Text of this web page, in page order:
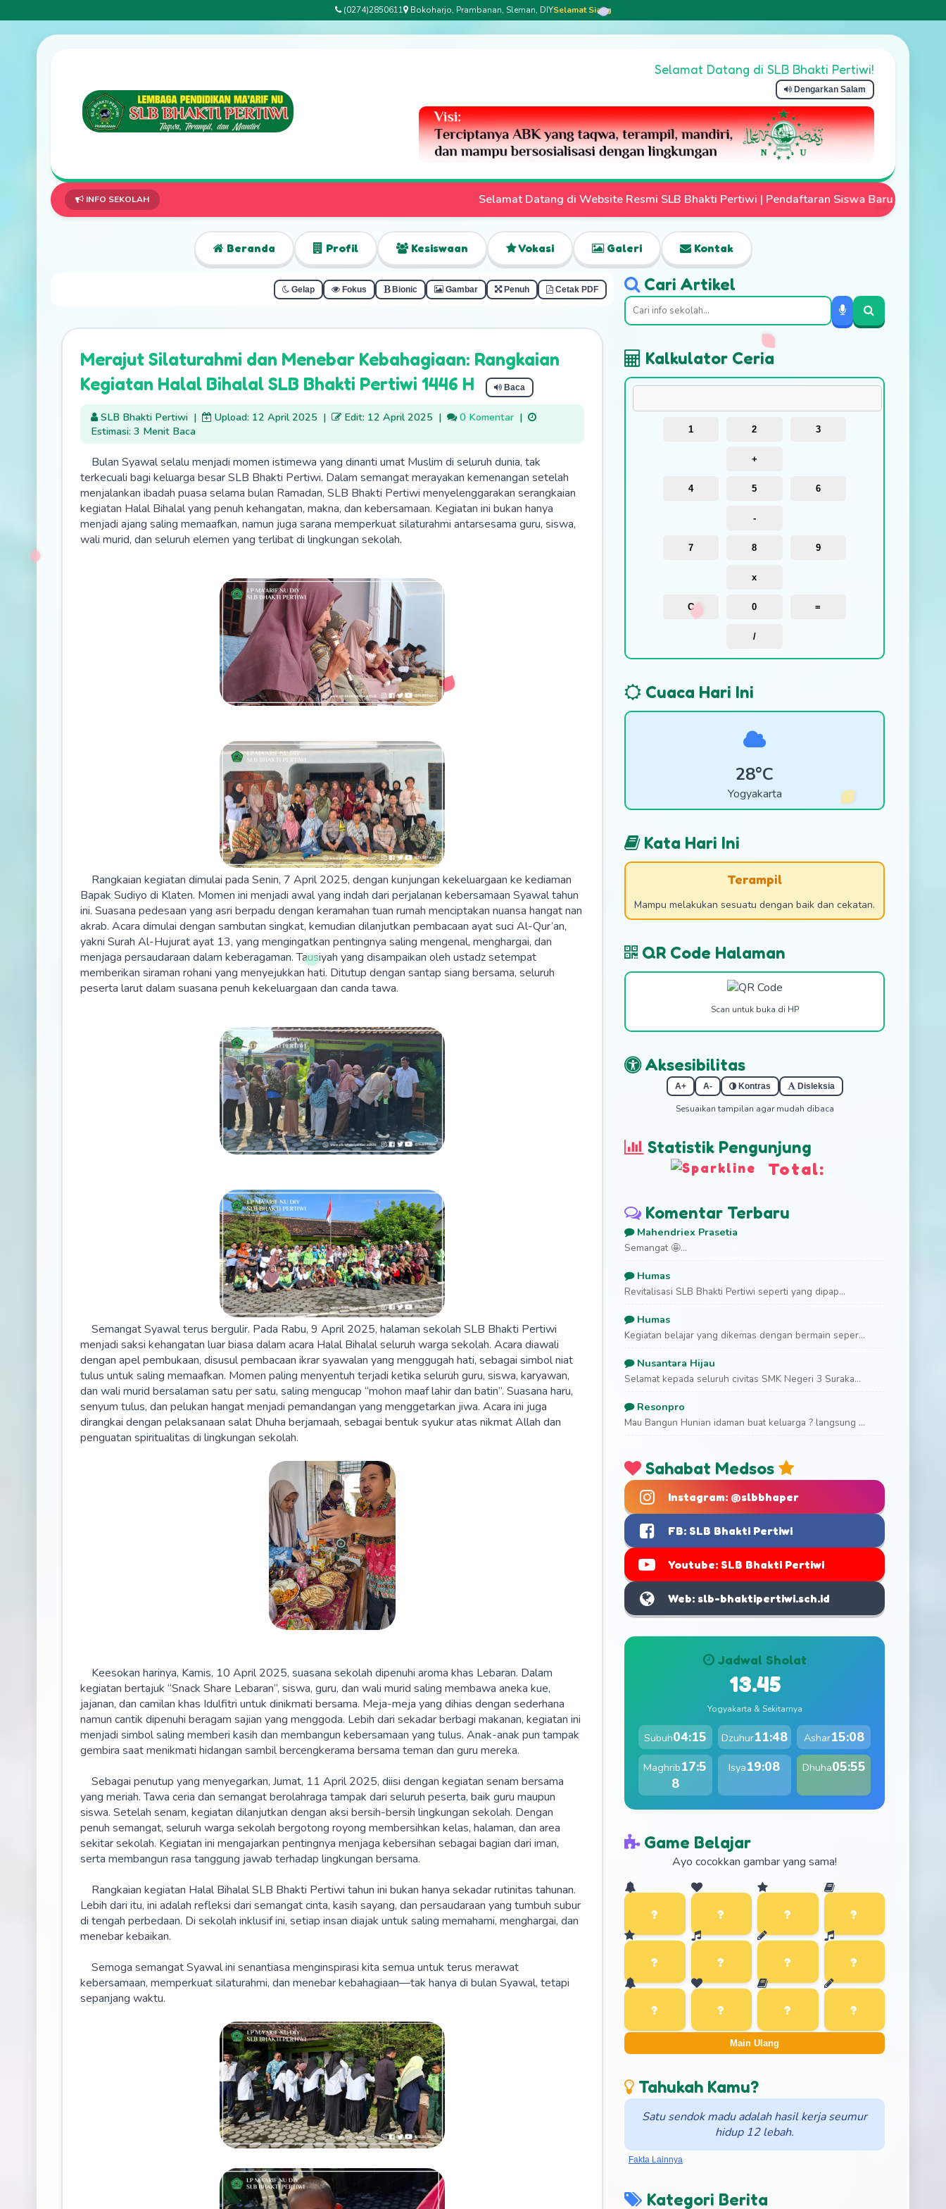
(0274)2850611 Bokoharjo, Prambanan, Sleman, DIYSelamat Siang
Selamat Datang di SLB Bhakti Pertiwi!
Dengarkan Salam
INFO SEKOLAH Selamat Datang di Website Resmi SLB Bhakti Pertiwi | Pendaftaran Siswa Baru Telah Dibuka | Mari Wujudkan Anak
Beranda Profil Kesiswaan Vokasi Galeri Kontak
Gelap Fokus Bionic Gambar Penuh Cetak PDF
Merajut Silaturahmi dan Menebar Kebahagiaan: Rangkaian
Kegiatan Halal Bihalal SLB Bhakti Pertiwi 1446 H
Baca
SLB Bhakti Pertiwi | Upload: 12 April 2025 | Edit: 12 April 2025 | 0 Komentar |
Estimasi: 3 Menit Baca
Bulan Syawal selalu menjadi momen istimewa yang dinanti umat Muslim di seluruh dunia, tak
terkecuali bagi keluarga besar SLB Bhakti Pertiwi. Dalam semangat merayakan kemenangan setelah
menjalankan ibadah puasa selama bulan Ramadan, SLB Bhakti Pertiwi menyelenggarakan serangkaian
kegiatan Halal Bihalal yang penuh kehangatan, makna, dan kebersamaan. Kegiatan ini bukan hanya
menjadi ajang saling memaafkan, namun juga sarana memperkuat silaturahmi antarsesama guru, siswa,
wali murid, dan seluruh elemen yang terlibat di lingkungan sekolah.
Rangkaian kegiatan dimulai pada Senin, 7 April 2025, dengan kunjungan kekeluargaan ke kediaman
Bapak Sudiyo di Klaten. Momen ini menjadi awal yang indah dari perjalanan kebersamaan Syawal tahun
ini. Suasana pedesaan yang asri berpadu dengan keramahan tuan rumah menciptakan nuansa hangat nan
akrab. Acara dimulai dengan sambutan singkat, kemudian dilanjutkan pembacaan ayat suci Al-Qur’an,
yakni Surah Al-Hujurat ayat 13, yang mengingatkan pentingnya saling mengenal, menghargai, dan
menjaga persaudaraan dalam keberagaman. Tausiyah yang disampaikan oleh ustadz setempat
memberikan siraman rohani yang menyejukkan hati. Ditutup dengan santap siang bersama, seluruh
peserta larut dalam suasana penuh kekeluargaan dan canda tawa.
Semangat Syawal terus bergulir. Pada Rabu, 9 April 2025, halaman sekolah SLB Bhakti Pertiwi
menjadi saksi kehangatan luar biasa dalam acara Halal Bihalal seluruh warga sekolah. Acara diawali
dengan apel pembukaan, disusul pembacaan ikrar syawalan yang menggugah hati, sebagai simbol niat
tulus untuk saling memaafkan. Momen paling menyentuh terjadi ketika seluruh guru, siswa, karyawan,
dan wali murid bersalaman satu per satu, saling mengucap “mohon maaf lahir dan batin”. Suasana haru,
senyum tulus, dan pelukan hangat menjadi pemandangan yang menggetarkan jiwa. Acara ini juga
dirangkai dengan pelaksanaan salat Dhuha berjamaah, sebagai bentuk syukur atas nikmat Allah dan
penguatan spiritualitas di lingkungan sekolah.
Keesokan harinya, Kamis, 10 April 2025, suasana sekolah dipenuhi aroma khas Lebaran. Dalam
kegiatan bertajuk “Snack Share Lebaran”, siswa, guru, dan wali murid saling membawa aneka kue,
jajanan, dan camilan khas Idulfitri untuk dinikmati bersama. Meja-meja yang dihias dengan sederhana
namun cantik dipenuhi beragam sajian yang menggoda. Lebih dari sekadar berbagi makanan, kegiatan ini
menjadi simbol saling memberi kasih dan membangun kebersamaan yang tulus. Anak-anak pun tampak
gembira saat menikmati hidangan sambil bercengkerama bersama teman dan guru mereka.
Sebagai penutup yang menyegarkan, Jumat, 11 April 2025, diisi dengan kegiatan senam bersama
yang meriah. Tawa ceria dan semangat berolahraga tampak dari seluruh peserta, baik guru maupun
siswa. Setelah senam, kegiatan dilanjutkan dengan aksi bersih-bersih lingkungan sekolah. Dengan
penuh semangat, seluruh warga sekolah bergotong royong membersihkan kelas, halaman, dan area
sekitar sekolah. Kegiatan ini mengajarkan pentingnya menjaga kebersihan sebagai bagian dari iman,
serta membangun rasa tanggung jawab terhadap lingkungan bersama.
Rangkaian kegiatan Halal Bihalal SLB Bhakti Pertiwi tahun ini bukan hanya sekadar rutinitas tahunan.
Lebih dari itu, ini adalah refleksi dari semangat cinta, kasih sayang, dan persaudaraan yang tumbuh subur
di tengah perbedaan. Di sekolah inklusif ini, setiap insan diajak untuk saling memahami, menghargai, dan
menebar kebaikan.
Semoga semangat Syawal ini senantiasa menginspirasi kita semua untuk terus merawat
kebersamaan, memperkuat silaturahmi, dan menebar kebahagiaan—tak hanya di bulan Syawal, tetapi
sepanjang waktu.
Cari Artikel
Kalkulator Ceria
1 2 3
+
4 5 6
-
7 8 9
x
C 0 =
/
Cuaca Hari Ini
28°C
Yogyakarta
Kata Hari Ini
Terampil
Mampu melakukan sesuatu dengan baik dan cekatan.
QR Code Halaman
Scan untuk buka di HP
Aksesibilitas
A+ A- Kontras Disleksia
Sesuaikan tampilan agar mudah dibaca
Statistik Pengunjung
Total:
Komentar Terbaru
Mahendriex Prasetia
Semangat 🤩...
Humas
Revitalisasi SLB Bhakti Pertiwi seperti yang dipap...
Humas
Kegiatan belajar yang dikemas dengan bermain seper...
Nusantara Hijau
Selamat kepada seluruh civitas SMK Negeri 3 Suraka...
Resonpro
Mau Bangun Hunian idaman buat keluarga ? langsung ...
Sahabat Medsos
Instagram: @slbbhaper
FB: SLB Bhakti Pertiwi
Youtube: SLB Bhakti Pertiwi
Web: slb-bhaktipertiwi.sch.id
Jadwal Sholat
13.45
Yogyakarta & Sekitarnya
Subuh04:15 Dzuhur11:48 Ashar15:08
Maghrib17:5
8
Isya19:08 Dhuha05:55
Game Belajar
Ayo cocokkan gambar yang sama!
Main Ulang
Tahukah Kamu?
Satu sendok madu adalah hasil kerja seumur
hidup 12 lebah.
Fakta Lainnya
Kategori Berita